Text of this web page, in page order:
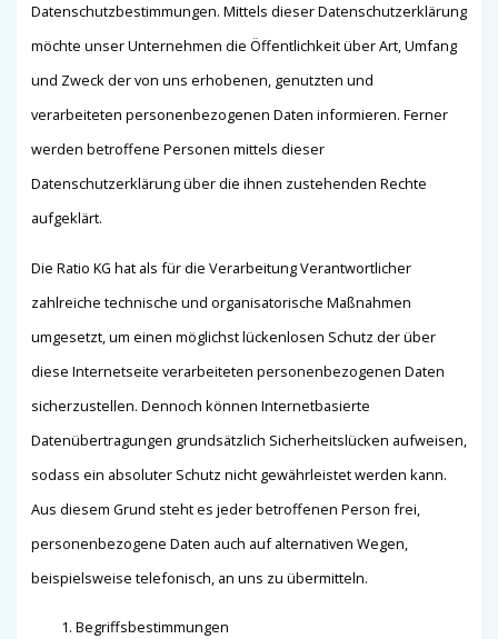
Datenschutzbestimmungen. Mittels dieser Datenschutzerklärung
möchte unser Unternehmen die Öffentlichkeit über Art, Umfang
und Zweck der von uns erhobenen, genutzten und
verarbeiteten personenbezogenen Daten informieren. Ferner
werden betroffene Personen mittels dieser
Datenschutzerklärung über die ihnen zustehenden Rechte
aufgeklärt.
Die Ratio KG hat als für die Verarbeitung Verantwortlicher
zahlreiche technische und organisatorische Maßnahmen
umgesetzt, um einen möglichst lückenlosen Schutz der über
diese Internetseite verarbeiteten personenbezogenen Daten
sicherzustellen. Dennoch können Internetbasierte
Datenübertragungen grundsätzlich Sicherheitslücken aufweisen,
sodass ein absoluter Schutz nicht gewährleistet werden kann.
Aus diesem Grund steht es jeder betroffenen Person frei,
personenbezogene Daten auch auf alternativen Wegen,
beispielsweise telefonisch, an uns zu übermitteln.
Begriffsbestimmungen